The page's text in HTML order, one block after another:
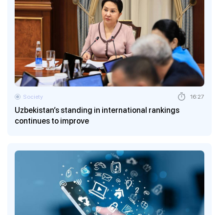
Uzbekistan’s standing in international rankings
continues to improve
Society 16:27